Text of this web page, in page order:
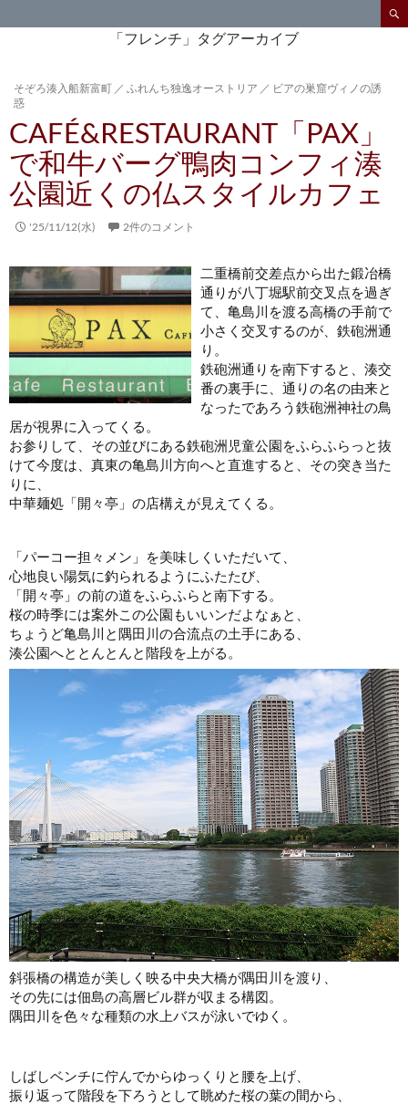
索
ン
ツ
へ
ス
キ
ッ
プ
「フレンチ」タグアーカイブ
そぞろ湊入船新富町 ／ ふれんち独逸オーストリア ／ ビアの巣窟ヴィノの誘
惑
CAFÉ&RESTAURANT「PAX」
で和牛バーグ鴨肉コンフィ湊
公園近くの仏スタイルカフェ
'25/11/12(水) 2件のコメント
二重橋前交差点から出た鍛冶橋
通りが八丁堀駅前交叉点を過ぎ
て、亀島川を渡る高橋の手前で
小さく交叉するのが、鉄砲洲通
り。
鉄砲洲通りを南下すると、湊交
番の裏手に、通りの名の由来と
なったであろう鉄砲洲神社の鳥
居が視界に入ってくる。
お参りして、その並びにある鉄砲洲児童公園をふらふらっと抜
けて今度は、真東の亀島川方向へと直進すると、その突き当た
りに、
中華麺処「開々亭」の店構えが見えてくる。
「パーコー担々メン」を美味しくいただいて、
心地良い陽気に釣られるようにふたたび、
「開々亭」の前の道をふらふらと南下する。
桜の時季には案外この公園もいいンだよなぁと、
ちょうど亀島川と隅田川の合流点の土手にある、
湊公園へととんとんと階段を上がる。
斜張橋の構造が美しく映る中央大橋が隅田川を渡り、
その先には佃島の高層ビル群が収まる構図。
隅田川を色々な種類の水上バスが泳いでゆく。
しばしベンチに佇んでからゆっくりと腰を上げ、
振り返って階段を下ろうとして眺めた桜の葉の間から、